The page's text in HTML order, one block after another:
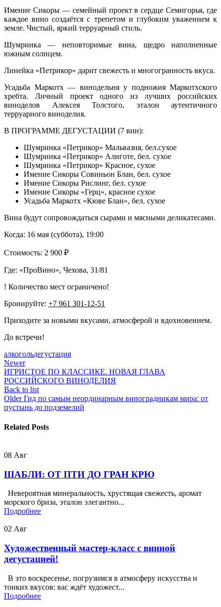
Имение Сикоры — семейный проект в сердце Семигорья, где
каждое вино создаётся с трепетом и глубоким уважением к
земле. Чистый, яркий терруарный стиль.
Шумринка — неповторимые вина, щедро наполненные
южным солнцем.
Линейка «Петрикор» дарит свежесть и многогранность вкуса.
Усадьба Маркотх — винодельня у подножия Маркотхского
хребта. Личный проект одного из лучших российских
виноделов Алексея Толстого, эталон аутентичного
терруарного виноделия.
В ПРОГРАММЕ ДЕГУСТАЦИИ (7 вин):
Шумринка «Петрикор» Мальвазия, бел.сухое
Шумринка «Петрикор» Алиготе, бел. сухое
Шумринка «Петрикор» Красное, сухое
Имение Сикоры Совиньон Блан, бел. сухое
Имение Сикоры Рислинг, бел. сухое
Имение Сикоры «Герц», красное сухое
Усадьба Маркотх «Кюве Блан», бел. сухое
Вина будут сопровождаться сырами и мясными деликатесами.
Когда: 16 мая (суббота), 19:00
Стоимость: 2 900 ₽
Где: «ПроВино», Чехова, 31/81
! Количество мест ограничено!
Бронируйте: +7 961 301-12-51
Приходите за новыми вкусами, атмосферой и вдохновением.
До встречи!
алкогольдегустация
Newer
ИГРИСТОЕ ПО КЛАССИКЕ. НОВАЯ ГЛАВА
РОССИЙСКОГО ВИНОДЕЛИЯ
Back to list
Older Гид по самым неординарным виноградникам мира: от
пустынь до подземелий
Related Posts
08 Авг
ШАБЛИ: ОТ ПТИ ДО ГРАН КРЮ
Невероятная минеральность, хрустящая свежесть, аромат
морского бриза, эталон элегантно...
Подробнее
02 Авг
Художественный мастер-класс с винной
дегустацией!
В это воскресенье, погрузимся в атмосферу искусства и
тонких вкусов: вас ждёт художест...
Подробнее